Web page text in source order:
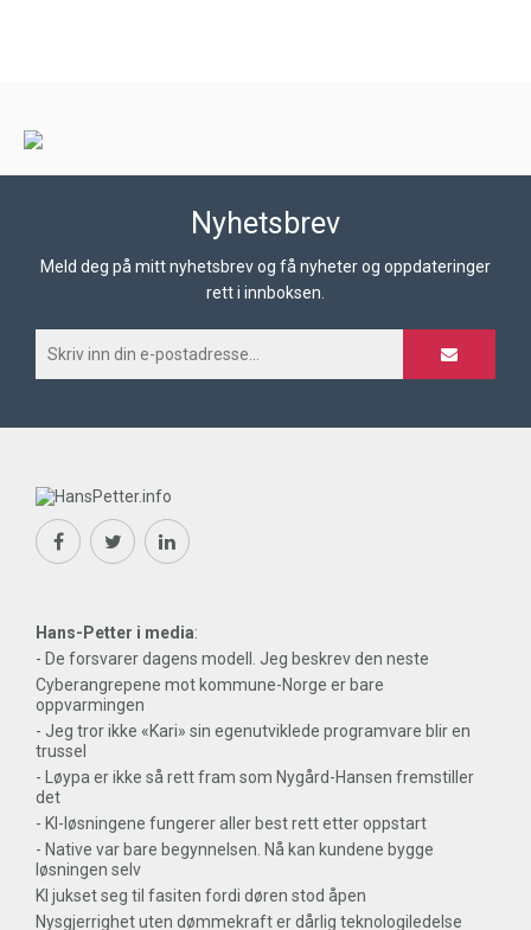
Nyhetsbrev
Meld deg på mitt nyhetsbrev og få nyheter og oppdateringer
rett i innboksen.
Hans-Petter i media:
- De forsvarer dagens modell. Jeg beskrev den neste
Cyberangrepene mot kommune-Norge er bare
oppvarmingen
- Jeg tror ikke «Kari» sin egenutviklede programvare blir en
trussel
- Løypa er ikke så rett fram som Nygård-Hansen fremstiller
det
- KI-løsningene fungerer aller best rett etter oppstart
- Native var bare begynnelsen. Nå kan kundene bygge
løsningen selv
KI jukset seg til fasiten fordi døren stod åpen
Nysgjerrighet uten dømmekraft er dårlig teknologiledelse